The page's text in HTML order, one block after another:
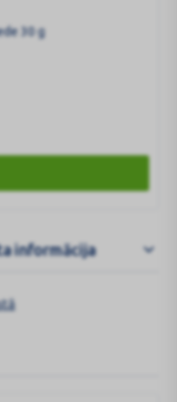
30 g
informācija